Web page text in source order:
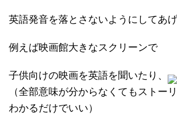
英語発音を落とさないようにしてあげ
例えば映画館大きなスクリーンで
子供向けの映画を英語を聞いたり、
（全部意味が分からなくてもストー
わかるだけでいい）